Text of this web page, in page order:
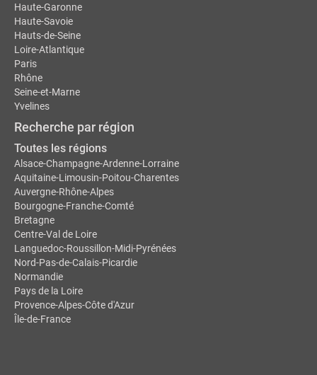
Haute-Garonne
Haute-Savoie
Hauts-de-Seine
Loire-Atlantique
Paris
Rhône
Seine-et-Marne
Yvelines
Recherche par région
Toutes les régions
Alsace-Champagne-Ardenne-Lorraine
Aquitaine-Limousin-Poitou-Charentes
Auvergne-Rhône-Alpes
Bourgogne-Franche-Comté
Bretagne
Centre-Val de Loire
Languedoc-Roussillon-Midi-Pyrénées
Nord-Pas-de-Calais-Picardie
Normandie
Pays de la Loire
Provence-Alpes-Côte d'Azur
Île-de-France